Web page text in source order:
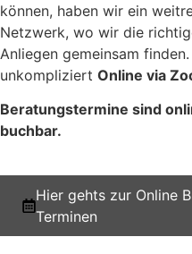
können, haben wir ein
Netzwerk, wo wir die
Anliegen gemeinsam
unkompliziert Online via
Beratungstermine sind
buchbar.
Hier gehts zur Online
Terminen